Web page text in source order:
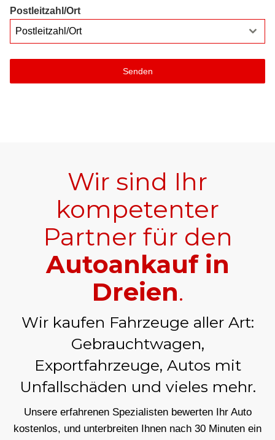
Postleitzahl/Ort
Postleitzahl/Ort
Senden
Wir sind Ihr
kompetenter
Partner für den
Autoankauf in
Dreien.
Wir kaufen Fahrzeuge aller Art:
Gebrauchtwagen,
Exportfahrzeuge, Autos mit
Unfallschäden und vieles mehr.
Unsere erfahrenen Spezialisten bewerten Ihr Auto
kostenlos, und unterbreiten Ihnen nach 30 Minuten ein